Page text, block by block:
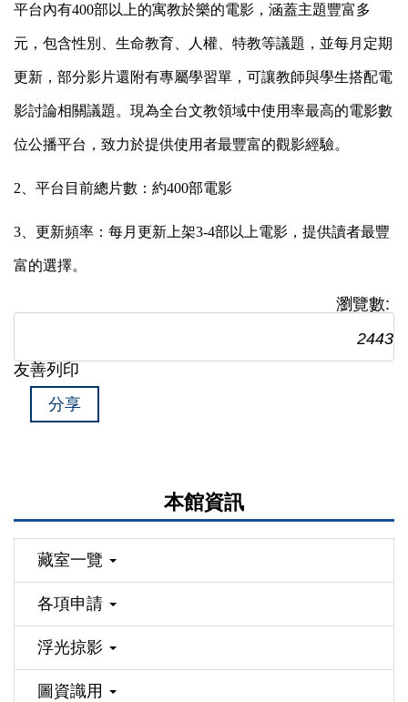
平台內有400部以上的寓教於樂的電影，涵蓋主題豐富多
元，包含性別、生命教育、人權、特教等議題，並每月定期
更新，部分影片還附有專屬學習單，可讓教師與學生搭配電
影討論相關議題。現為全台文教領域中使用率最高的電影數
位公播平台，致力於提供使用者最豐富的觀影經驗。
2、平台目前總片數： 約400部電影
3、更新頻率： 每月更新上架3-4部以上電影，提供讀者最豐
富的選擇。
瀏覽數:
2443
友善列印
分享
本館資訊
藏室一覽
各項申請
浮光掠影
圖資識用